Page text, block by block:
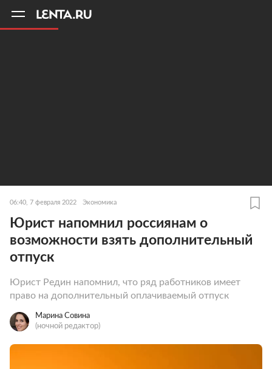
06:40, 7 февраля 2022 Экономика
Юрист напомнил россиянам о
возможности взять дополнительный
отпуск
Юрист Редин напомнил, что ряд работников имеет
право на дополнительный оплачиваемый отпуск
Марина Совина
(ночной редактор)